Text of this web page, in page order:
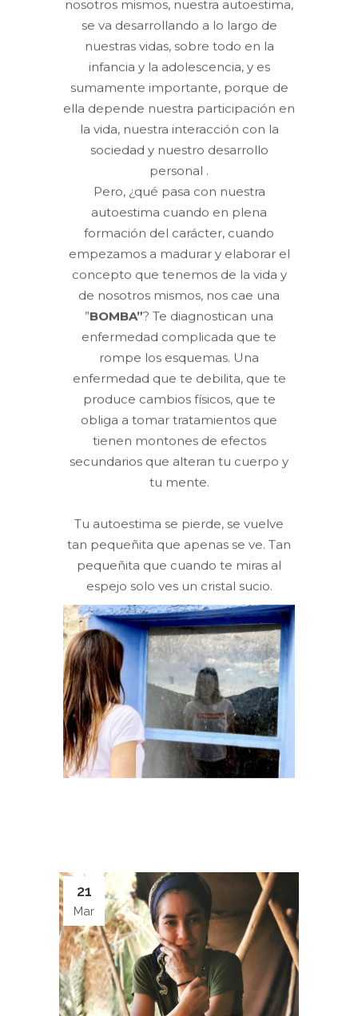
nosotros mismos, nuestra autoestima,
se va desarrollando a lo largo de
nuestras vidas, sobre todo en la
infancia y la adolescencia, y es
sumamente importante, porque de
ella depende nuestra participación en
la vida, nuestra interacción con la
sociedad y nuestro desarrollo
personal .
Pero, ¿qué pasa con nuestra
autoestima cuando en plena
formación del carácter, cuando
empezamos a madurar y elaborar el
concepto que tenemos de la vida y
de nosotros mismos, nos cae una
”BOMBA”? Te diagnostican una
enfermedad complicada que te
rompe los esquemas. Una
enfermedad que te debilita, que te
produce cambios físicos, que te
obliga a tomar tratamientos que
tienen montones de efectos
secundarios que alteran tu cuerpo y
tu mente.
Tu autoestima se pierde, se vuelve
tan pequeñita que apenas se ve. Tan
pequeñita que cuando te miras al
espejo solo ves un cristal sucio.
21
Mar